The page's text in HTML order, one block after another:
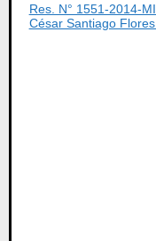
Res. N° 1551-2014-
César Santiago